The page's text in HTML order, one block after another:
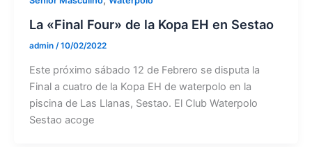
La «Final Four» de la Kopa EH en Sestao
admin /10/02/2022
Este próximo sábado 12 de Febrero se disputa la
Final a cuatro de la Kopa EH de waterpolo en la
piscina de Las Llanas, Sestao. El Club Waterpolo
Sestao acoge